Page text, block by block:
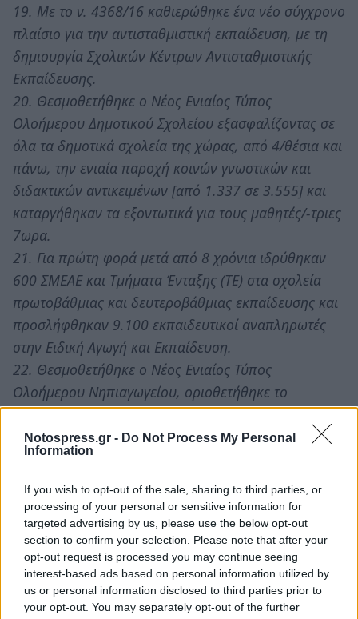
Notospress.gr - Do Not Process My Personal
Information
If you wish to opt-out of the sale, sharing to third parties, or
processing of your personal or sensitive information for
targeted advertising by us, please use the below opt-out
section to confirm your selection. Please note that after your
opt-out request is processed you may continue seeing
interest-based ads based on personal information utilized by
us or personal information disclosed to third parties prior to
your opt-out. You may separately opt-out of the further
19. Με το ν. 4368/16 καθιερώθηκε ένα νέο σύγχρονο
πλαίσιο για την αντισταθμιστική εκπαίδευση, με τη
δημιουργία Σχολικών Κέντρων Αντισταθμιστικής
Εκπαίδευσης.
20. Θεσμοθετήθηκε ο Νέος Ενιαίος Τύπος
Ολοήμερου Δημοτικού Σχολείου εξασφαλίζοντας σε
όλα τα δημοτικά σχολεία της χώρας, από 4/θέσια και
πάνω, την ενιαία παροχή κοινών γνωστικών και
διδακτικών αντικειμένων [από 1.337 σε 3.555] και
καταργήθηκαν τα εξοντωτικά για τους μαθητές/-τριες
7ωρα.
21. Για πρώτη φορά μετά από 8 χρόνια ιδρύθηκαν
600 ΣΜΕΑΕ και Τμήματα Ένταξης (ΤΕ) στα σχολεία
πρωτοβάθμιας και δευτεροβάθμιας εκπαίδευσης και
προσλήφθηκαν 9.100 εκπαιδευτικοί αναπληρωτές
στην Ειδική Αγωγή και Εκπαίδευση.
22. Θεσμοθετήθηκε ο Νέος Ενιαίος Τύπος
Ολοήμερου Νηπιαγωγείου, οριοθετήθηκε το
διδακτικό ωράριο των νηπιαγωγών και από 4θεσιο
νηπιαγωγείο και πάνω το ωράριο εξισώθηκε με αυτό
των εκπαιδευτικών του Δημοτικού Σχολείου.
23. Ξεκίνησε η λειτουργία των Τμημάτων Υποδοχής
στα δημόσια σχολεία για τα προσφυγόπουλα-
μεταναστόπουλα [2.00 μ.μ. - 6.00 μ.μ.].
24. Επανήλθε ο έλεγχος και η εποπτεία των
ιδιωτικών σχολείων στο Υπουργείο Παιδείας, μπήκε
φραγμός στην αυθαιρεσία των ιδιοκτητών ιδιωτικών